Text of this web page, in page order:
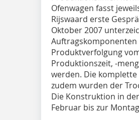
Ofenwagen fasst
Rijswaard erste
Oktober 2007
Auftragskomponenten
Produktverfolgung
Produktionszeit, -
werden. Die
zudem wurden der
Die Konstruktion in
Februar bis zur